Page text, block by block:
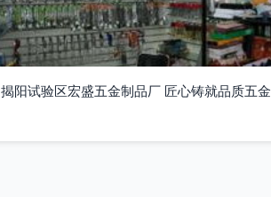
揭阳试验区宏盛五金制品厂 匠心铸就品质五金